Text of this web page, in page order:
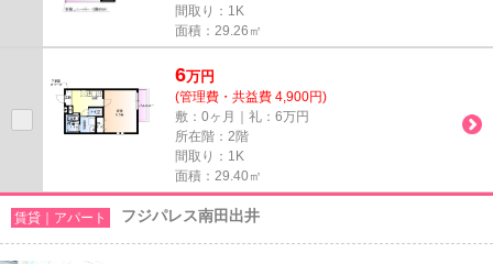
間取り：1K
面積：29.26㎡
6万円
(管理費・共益費 4,900円)
敷：0ヶ月｜礼：6万円
所在階：2階
間取り：1K
面積：29.40㎡
賃貸｜アパート フジパレス南田出井